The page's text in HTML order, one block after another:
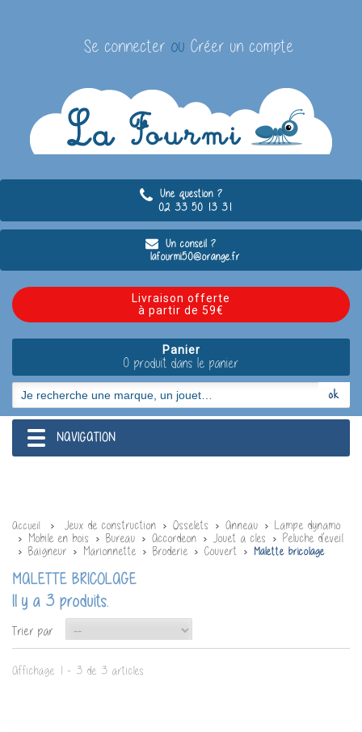
Se connecter ou Créer un compte
Une question ?
02 33 50 13 31
Un conseil ?
lafourmi50@orange.fr
Livraison offerte
à partir de 59€
Panier
0 produit dans le panier
navigation
NAVIGATION
Accueil Jeux de construction Osselets Anneau
Lampe dynamo
Mobile en bois
Bureau Accordeon Jouet a cles
Peluche d'eveil
Baigneur
Marionnette Broderie Couvert Malette bricolage
MALETTE BRICOLAGE
Il y a 3 produits.
Trier par
Affichage 1 - 3 de 3 articles